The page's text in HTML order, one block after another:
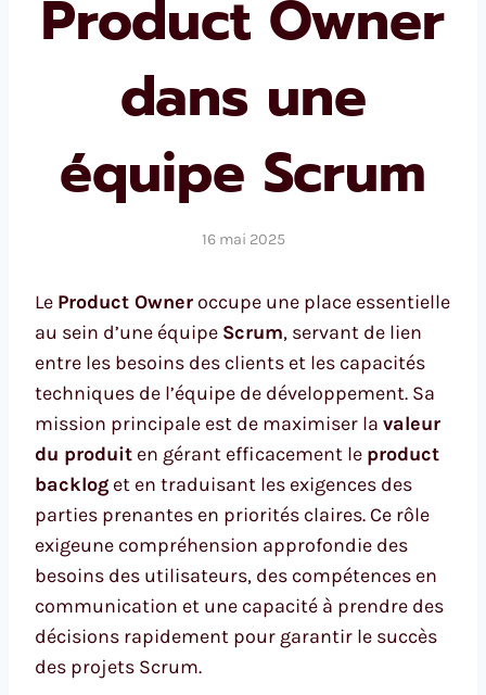
Product Owner
dans une
équipe Scrum
16 mai 2025
Le Product Owner occupe une place essentielle
au sein d’une équipe Scrum, servant de lien
entre les besoins des clients et les capacités
techniques de l’équipe de développement. Sa
mission principale est de maximiser la valeur
du produit en gérant efficacement le product
backlog et en traduisant les exigences des
parties prenantes en priorités claires. Ce rôle
exigeune compréhension approfondie des
besoins des utilisateurs, des compétences en
communication et une capacité à prendre des
décisions rapidement pour garantir le succès
des projets Scrum.